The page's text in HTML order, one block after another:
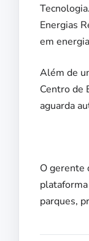
Energias
em
Além de
Centro de
aguarda
O gerente
parques,